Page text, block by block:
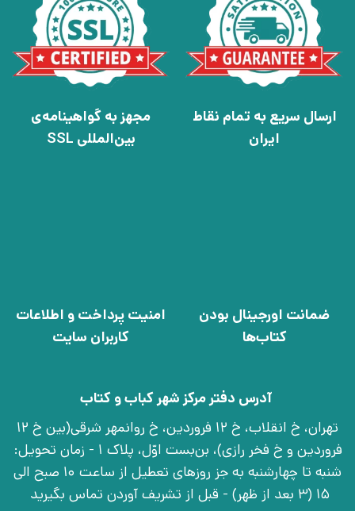
ارسال سریع به تمام نقاط
ایران
مجهز به گواهینامه‌ی
بین‌المللی SSL
ضمانت اورجینال بودن
کتاب‌ها
امنیت پرداخت و اطلاعات
کاربران سایت
آدرس دفتر مرکز شهر کباب و کتاب
تهران، خ انقلاب، خ 12 فروردین، خ روانمهر شرقی(بین خ 12
فروردین و خ فخر رازی)، بن‌بست اوّل، پلاک 1 - زمان تحویل:
شنبه تا چهارشنبه به جز روزهای تعطیل از ساعت 10 صبح الی
15 (3 بعد از ظهر) - قبل از تشریف آوردن تماس بگیرید